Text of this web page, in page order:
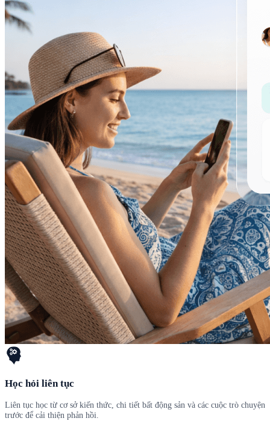
Học hỏi liên tục
Liên tục học từ cơ sở kiến thức, chi tiết bất động sản và các cuộc trò chuyện
trước để cải thiện phản hồi.